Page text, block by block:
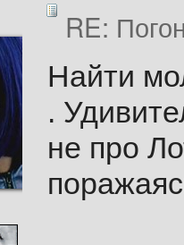
RE:
Найти
.
не про